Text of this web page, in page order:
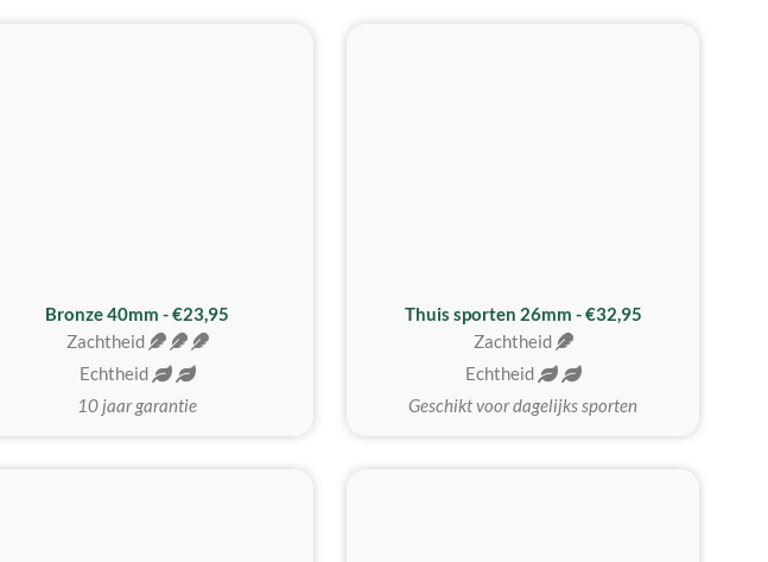
Bronze 40mm - €23,95
Zachtheid
Echtheid
10 jaar garantie
Thuis sporten 26mm - €32,95
Zachtheid
Echtheid
Geschikt voor dagelijks sporten